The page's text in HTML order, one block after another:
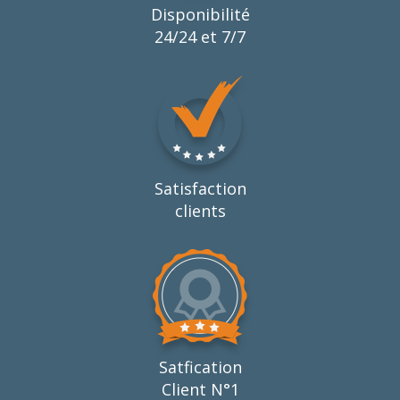
Disponibilité
24/24 et 7/7
Satisfaction
clients
Satfication
Client N°1